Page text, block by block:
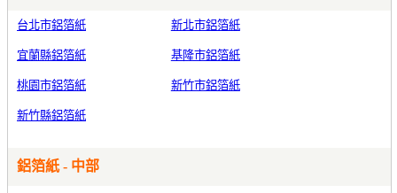
台北市鋁箔紙 新北市鋁箔紙
宜蘭縣鋁箔紙 基隆市鋁箔紙
桃園市鋁箔紙 新竹市鋁箔紙
新竹縣鋁箔紙
鋁箔紙 - 中部